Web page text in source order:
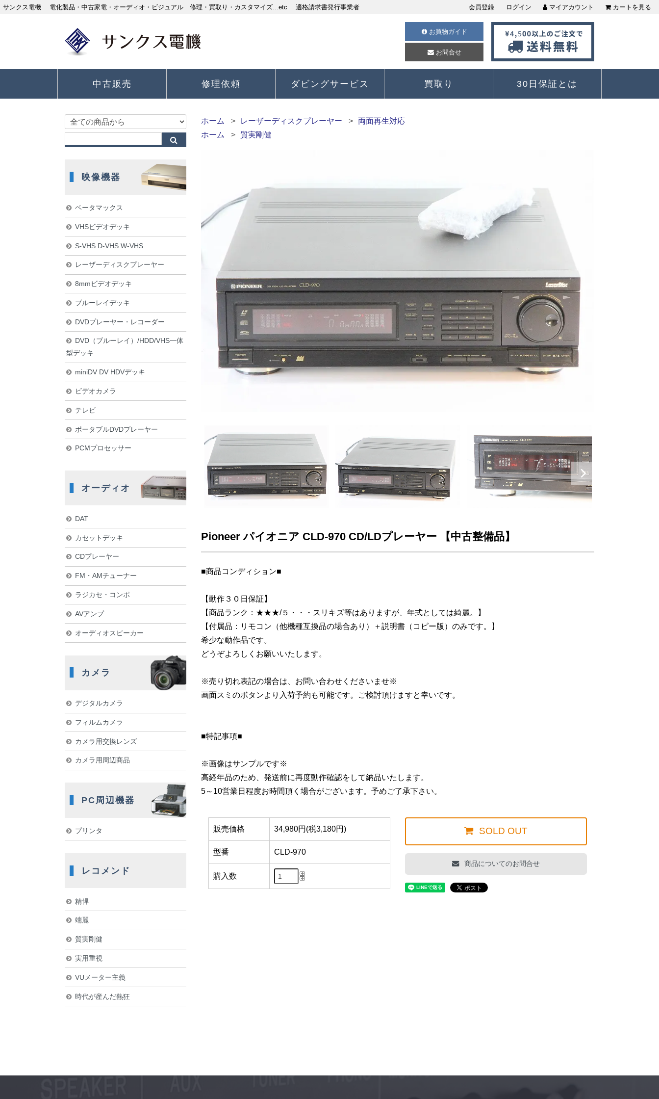
サンクス電機 電化製品・中古家電・オーディオ・ビジュアル 修理・買取り・カスタマイズ...etc 適格請求書発行事業者 会員登録 ログイン マイアカウント カートを見る
お買物ガイド
お問合せ
中古販売 修理依頼 ダビングサービス 買取り 30日保証とは
ホーム レーザーディスクプレーヤー
両面再生対応
ホーム
質実剛健
Next
Pioneer パイオニア CLD-970 CD/LDプレーヤー 【中古整備品】
■商品コンディション■
【動作３０日保証】
【商品ランク：★★★/５・・・スリキズ等はありますが、年式としては綺麗。】
【付属品：リモコン（他機種互換品の場合あり）＋説明書（コピー版）のみです。】
希少な動作品です。
どうぞよろしくお願いいたします。
※売り切れ表記の場合は、お問い合わせくださいませ※
画面スミのボタンより入荷予約も可能です。ご検討頂けますと幸いです。
■特記事項■
※画像はサンプルです※
高経年品のため、発送前に再度動作確認をして納品いたします。
5～10営業日程度お時間頂く場合がございます。予めご了承下さい。
販売価格 34,980円(税3,180円)
型番 CLD-970
購入数
SOLD OUT
商品についてのお問合せ
映像機器
ベータマックス
VHSビデオデッキ
S-VHS D-VHS W-VHS
レーザーディスクプレーヤー
8mmビデオデッキ
ブルーレイデッキ
DVDプレーヤー・レコーダー
DVD（ブルーレイ）/HDD/VHS一体
型デッキ
miniDV DV HDVデッキ
ビデオカメラ
テレビ
ポータブルDVDプレーヤー
PCMプロセッサー
オーディオ
DAT
カセットデッキ
CDプレーヤー
FM・AMチューナー
ラジカセ・コンポ
AVアンプ
オーディオスピーカー
カメラ
デジタルカメラ
フィルムカメラ
カメラ用交換レンズ
カメラ用周辺商品
PC周辺機器
プリンタ
レコメンド
精悍
端麗
質実剛健
実用重視
VUメーター主義
時代が産んだ熱狂